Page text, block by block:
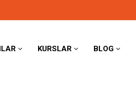
KURSLAR BLOG